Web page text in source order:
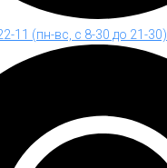
11 (пн-вс, с 8-30 до 21-30)